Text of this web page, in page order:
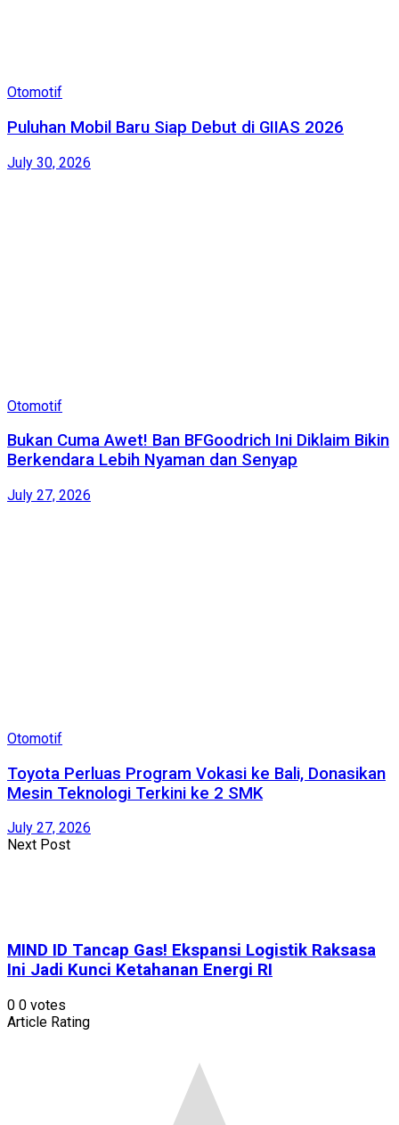
Otomotif
Puluhan Mobil Baru Siap Debut di GIIAS 2026
July 30, 2026
Otomotif
Bukan Cuma Awet! Ban BFGoodrich Ini Diklaim Bikin
Berkendara Lebih Nyaman dan Senyap
July 27, 2026
Otomotif
Toyota Perluas Program Vokasi ke Bali, Donasikan
Mesin Teknologi Terkini ke 2 SMK
July 27, 2026
Next Post
MIND ID Tancap Gas! Ekspansi Logistik Raksasa
Ini Jadi Kunci Ketahanan Energi RI
0 0 votes
Article Rating